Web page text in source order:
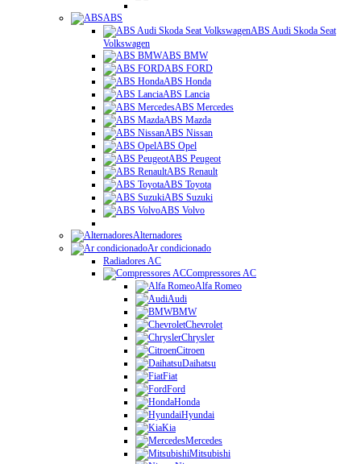
ABS
ABS Audi Skoda Seat
Volkswagen
ABS BMW
ABS FORD
ABS Honda
ABS Lancia
ABS Mercedes
ABS Mazda
ABS Nissan
ABS Opel
ABS Peugeot
ABS Renault
ABS Toyota
ABS Suzuki
ABS Volvo
Alternadores
Ar condicionado
Radiadores AC
Compressores AC
Alfa Romeo
Audi
BMW
Chevrolet
Chrysler
Citroen
Daihatsu
Fiat
Ford
Honda
Hyundai
Kia
Mercedes
Mitsubishi